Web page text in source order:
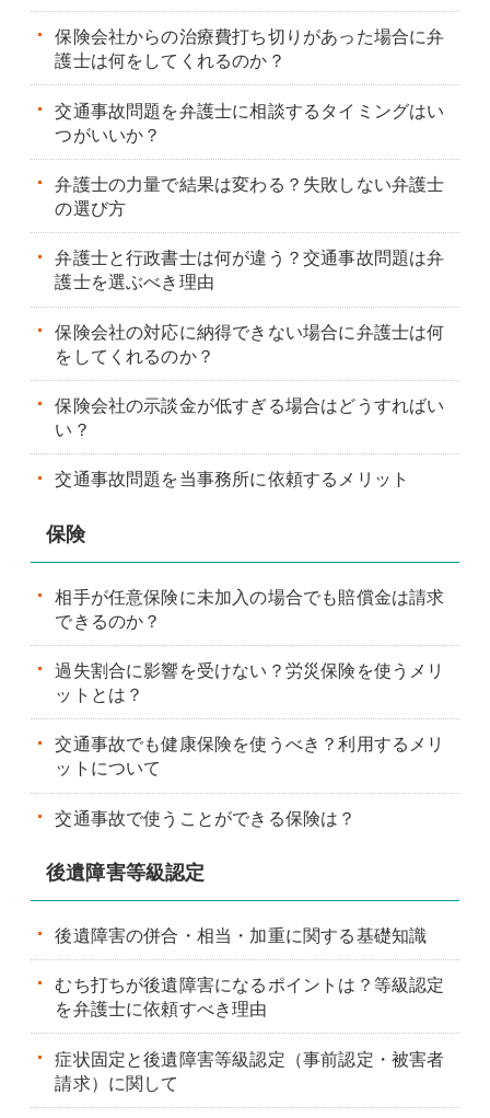
保険会社からの治療費打ち切りがあった場合に弁
護士は何をしてくれるのか？
交通事故問題を弁護士に相談するタイミングはい
つがいいか？
弁護士の力量で結果は変わる？失敗しない弁護士
の選び方
弁護士と行政書士は何が違う？交通事故問題は弁
護士を選ぶべき理由
保険会社の対応に納得できない場合に弁護士は何
をしてくれるのか？
保険会社の示談金が低すぎる場合はどうすればい
い？
交通事故問題を当事務所に依頼するメリット
保険
相手が任意保険に未加入の場合でも賠償金は請求
できるのか？
過失割合に影響を受けない？労災保険を使うメリ
ットとは？
交通事故でも健康保険を使うべき？利用するメリ
ットについて
交通事故で使うことができる保険は？
後遺障害等級認定
後遺障害の併合・相当・加重に関する基礎知識
むち打ちが後遺障害になるポイントは？等級認定
を弁護士に依頼すべき理由
症状固定と後遺障害等級認定（事前認定・被害者
請求）に関して